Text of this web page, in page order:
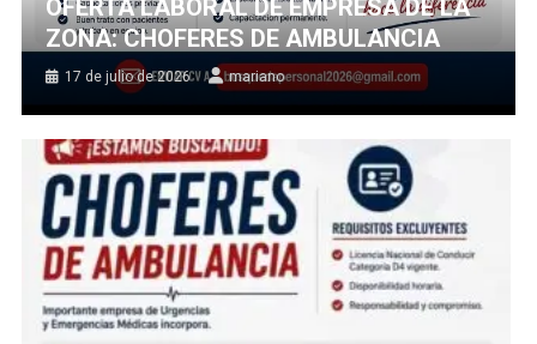
OFERTA LABORAL DE EMPRESA DE LA
ZONA: CHOFERES DE AMBULANCIA
17 de julio de 2026 mariano